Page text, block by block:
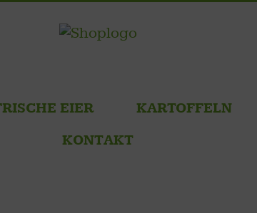
EIER KARTOFFELN
KONTAKT